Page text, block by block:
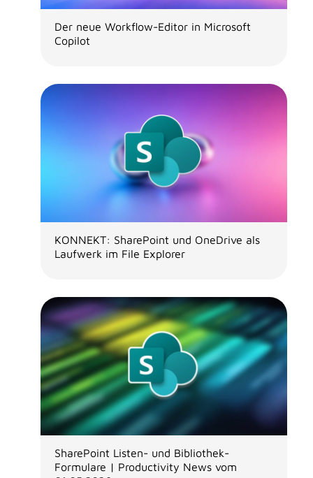
Der neue Workflow-Editor in Microsoft
Copilot
KONNEKT: SharePoint und OneDrive als
Laufwerk im File Explorer
SharePoint Listen- und Bibliothek-
Formulare | Productivity News vom